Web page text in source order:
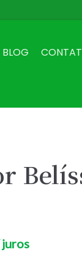
BLOG
juros